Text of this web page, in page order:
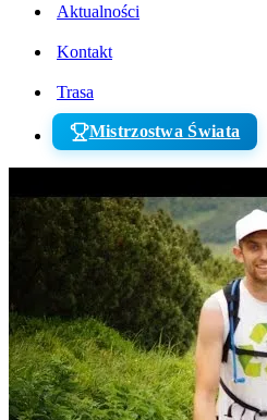
Aktualności
Kontakt
Trasa
Mistrzostwa Świata